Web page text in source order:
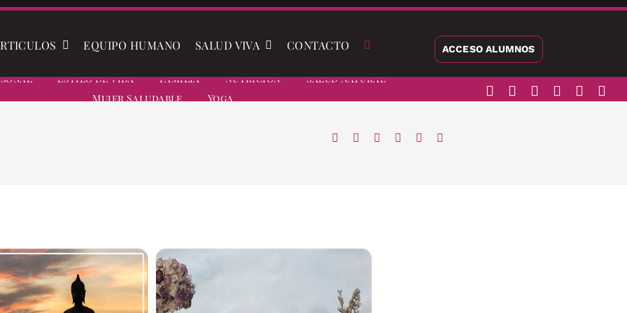
EQUIPO HUMANO SALUD VIVA CONTACTO ACCESO ALUMNOS
Estilo De Vida Familia Nutrición
Salud Natural
Mujer Saludable
Yoga